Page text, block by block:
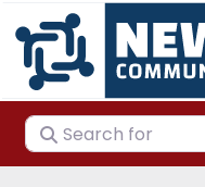
Search for